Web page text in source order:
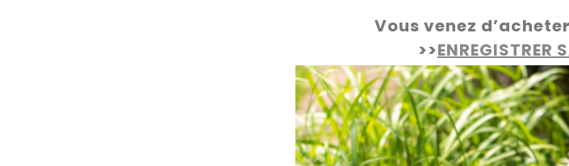
Vous venez
>>ENREGISTRER